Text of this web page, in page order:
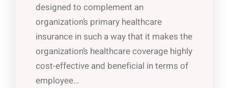
designed to complement an
organization’s primary healthcare
insurance in such a way that it makes the
organization’s healthcare coverage highly
cost-effective and beneficial in terms of
employee…